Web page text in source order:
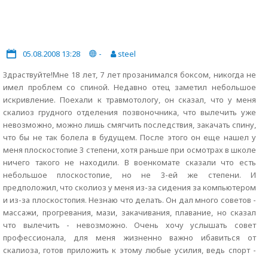
05.08.2008 13:28 -
steel
Здраствуйте!Мне 18 лет, 7 лет прозанимался боксом, никогда не
имел проблем со спиной. Недавно отец заметил небольшое
искривление. Поехали к травмотологу, он сказал, что у меня
скалиоз грудного отделения позвоночника, что вылечить уже
невозможно, можно лишь смягчить последствия, закачать спину,
что бы не так болела в будущем. После этого он еще нашел у
меня плоскостопие 3 степени, хотя раньше при осмотрах в школе
ничего такого не находили. В военкомате сказали что есть
небольшое плоскостопие, но не 3-ей же степени. И
предположил, что сколиоз у меня из-за сидения за компьютером
и из-за плоскостопия. Незнаю что делать. Он дал много советов -
массажи, прогревания, мази, закачивания, плавание, но сказал
что вылечить - невозможно. Очень хочу услышать совет
профессионала, для меня жизненно важно ибавиться от
скалиоза, готов приложить к этому любые усилия, ведь спорт -